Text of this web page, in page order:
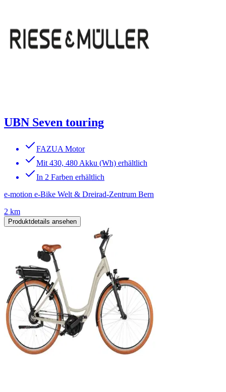
UBN Seven touring
FAZUA Motor
Mit 430, 480 Akku (Wh) erhältlich
In 2 Farben erhältlich
e-motion e-Bike Welt & Dreirad-Zentrum Bern
2 km
Produktdetails ansehen